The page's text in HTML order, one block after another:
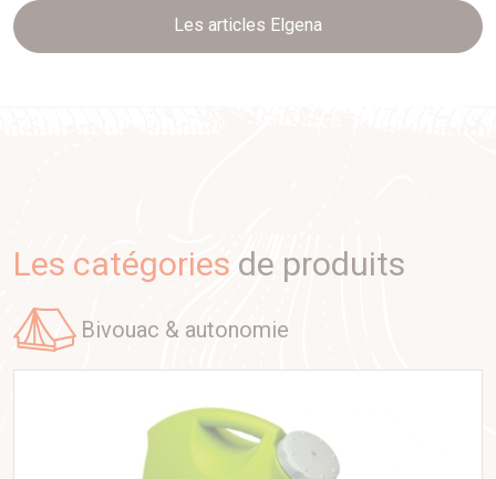
Les articles Elgena
Les catégories de produits
bivouac & autonomie